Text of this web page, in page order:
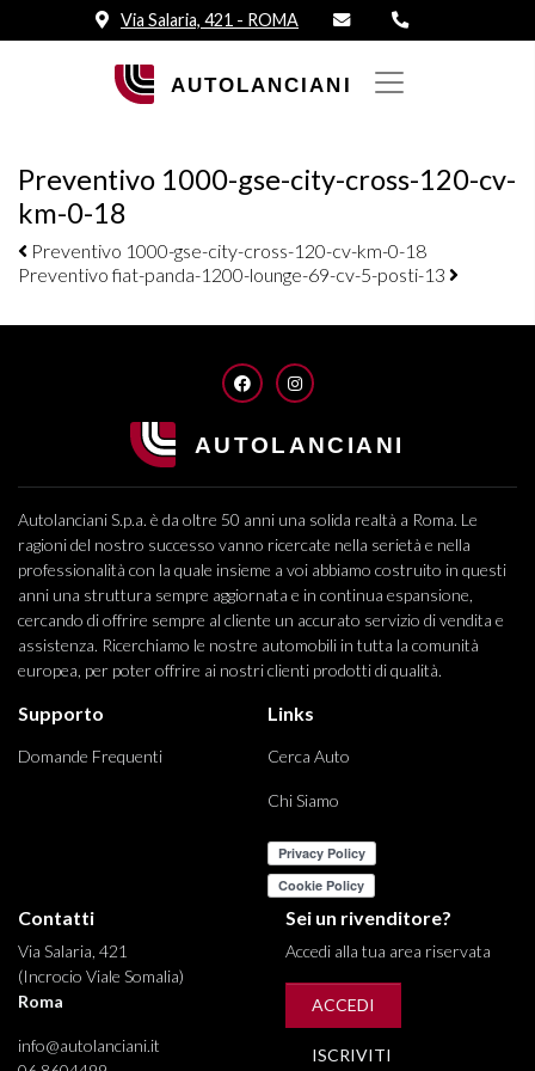
Via Salaria, 421 - ROMA
Preventivo 1000-gse-city-cross-120-cv-
km-0-18
Navigazione elementi
Preventivo 1000-gse-city-cross-120-cv-km-0-18
Preventivo fiat-panda-1200-lounge-69-cv-5-posti-13
FACEBOOKINSTAGRAM
Autolanciani S.p.a. è da oltre 50 anni una solida realtà a Roma. Le
ragioni del nostro successo vanno ricercate nella serietà e nella
professionalità con la quale insieme a voi abbiamo costruito in questi
anni una struttura sempre aggiornata e in continua espansione,
cercando di offrire sempre al cliente un accurato servizio di vendita e
assistenza. Ricerchiamo le nostre automobili in tutta la comunità
europea, per poter offrire ai nostri clienti prodotti di qualità.
Supporto
Domande Frequenti
Links
Cerca Auto
Chi Siamo
Contatti
Via Salaria, 421
(Incrocio Viale Somalia)
Roma
info@autolanciani.it
Sei un rivenditore?
Accedi alla tua area riservata
ACCEDI
ISCRIVITI